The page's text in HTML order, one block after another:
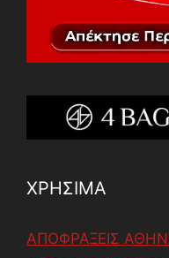
ΧΡΗΣΙΜΑ
ΑΠΟΦΡΑΞΕΙΣ